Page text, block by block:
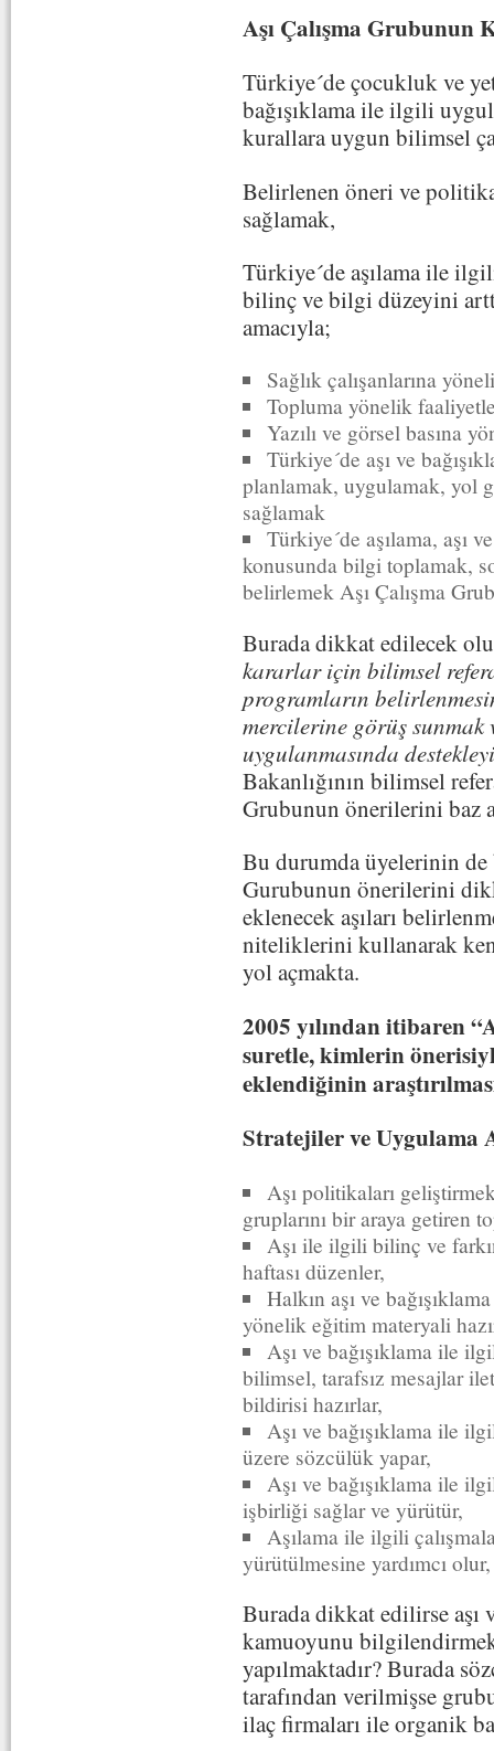
Aşı Çalışma Grubunun
Türkiye´de çocukluk ve
bağışıklama ile ilgili
kurallara uygun bilimsel
Belirlenen öneri ve
sağlamak,
Türkiye´de aşılama ile
bilinç ve bilgi düzeyini
amacıyla;
Sağlık çalışanlarına
Topluma yönelik
Yazılı ve görsel basına
Türkiye´de aşı ve
planlamak, uygulamak, yol
sağlamak
Türkiye´de aşılama, aşı
konusunda bilgi toplamak,
belirlemek Aşı Çalışma
Burada dikkat edilecek
kararlar için bilimsel
programların
mercilerine görüş sunmak
uygulanmasında
Bakanlığının bilimsel
Grubunun önerilerini baz
Bu durumda üyelerinin de
Gurubunun önerilerini
eklenecek aşıları
niteliklerini kullanarak
yol açmakta.
2005 yılından itibaren
suretle, kimlerin
eklendiğinin
Stratejiler ve Uygulama
Aşı politikaları
gruplarını bir araya getiren
Aşı ile ilgili bilinç ve
haftası düzenler,
Halkın aşı ve
yönelik eğitim materyali
Aşı ve bağışıklama ile
bilimsel, tarafsız mesajlar
bildirisi hazırlar,
Aşı ve bağışıklama ile
üzere sözcülük yapar,
Aşı ve bağışıklama ile
işbirliği sağlar ve yürütür,
Aşılama ile ilgili
yürütülmesine yardımcı olur,
Burada dikkat edilirse aşı
kamuoyunu
yapılmaktadır? Burada
tarafından verilmişse
ilaç firmaları ile organik